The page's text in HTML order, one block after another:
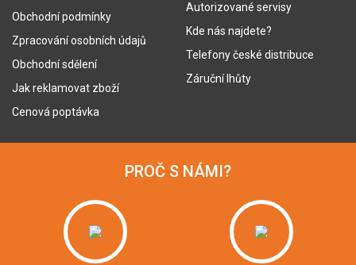
Obchodní podmínky
Zpracování osobních údajů
Obchodní sdělení
Jak reklamovat zboží
Cenová poptávka
Autorizované servisy
Kde nás najdete?
Telefony české distribuce
Záruční lhůty
PROČ S NÁMI?